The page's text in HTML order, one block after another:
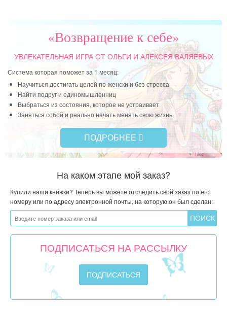
«Возвращение к себе»
УВЛЕКАТЕЛЬНАЯ ИГРАОТ ОЛЬГИ И АЛЕКСЕЯ ВАЛЯЕВЫХ
Система которая поможет за 1 месяц:
Научиться достигать целей по-женски и без стресса
Найти подруг и единомышленниц
Выбраться из состояния, которое не устраивает
Заняться собой и реально начать менять свою жизнь
ПОДРОБНЕЕ
На каком этапе мой заказ?
Купили наши книжки? Теперь вы можете отследить свой заказ по его
номеру или по адресу электронной почты, на которую он был сделан:
ПОДПИСАТЬСЯ НА РАССЫЛКУ